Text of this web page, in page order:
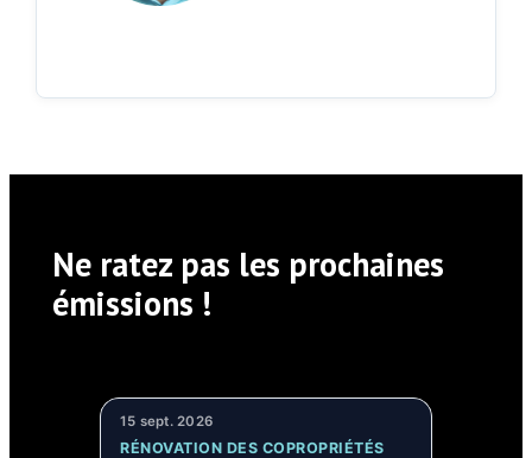
Ne ratez pas les prochaines
émissions !
15 sept. 2026
RÉNOVATION DES COPROPRIÉTÉS